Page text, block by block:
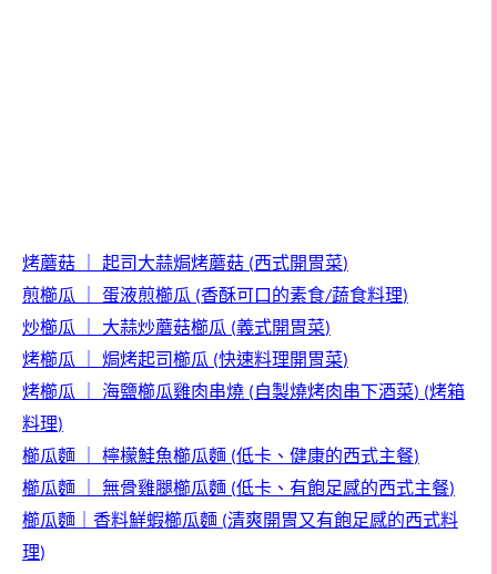
烤蘑菇 起司大蒜焗烤蘑菇 (西式開胃菜)
煎櫛瓜 蛋液煎櫛瓜 (香酥可口的素食/蔬食料理)
炒櫛瓜 大蒜炒蘑菇櫛瓜 (義式開胃菜)
烤櫛瓜 焗烤起司櫛瓜 (快速料理開胃菜)
烤櫛瓜 海鹽櫛瓜雞肉串燒 (自製燒烤肉串下酒菜) (烤箱
料理)
櫛瓜麵 檸檬鮭魚櫛瓜麵 (低卡、健康的西式主餐)
櫛瓜麵 無骨雞腿櫛瓜麵 (低卡、有飽足感的西式主餐)
櫛瓜麵 香料鮮蝦櫛瓜麵 (清爽開胃又有飽足感的西式料
理)